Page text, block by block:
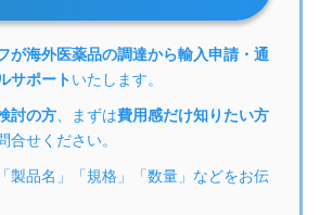
が海外医薬品の調達から輸入申請・通
サポートいたします。
討の方 、まずは費用感だけ知りたい方
合せください。
製品名」「規格」「数量」などをお伝